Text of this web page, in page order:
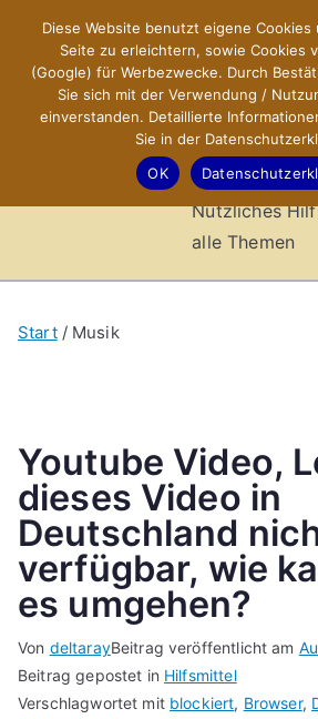
springen
X-
–
Nützliches
alle Themen
Start Musik
Youtube Video,
dieses Video in
Deutschland
verfügbar, wie
es umgehen?
Von deltarayBeitrag veröffentlicht am
Beitrag gepostet in Hilfsmittel
Verschlagwortet mit blockiert, Browser,
Diese Website benutzt eigene
Seite zu erleichtern, sowie Cookies
(Google) für Werbezwecke. Durch
Sie sich mit der Verwendung /
einverstanden. Detaillierte
Sie in der
OK